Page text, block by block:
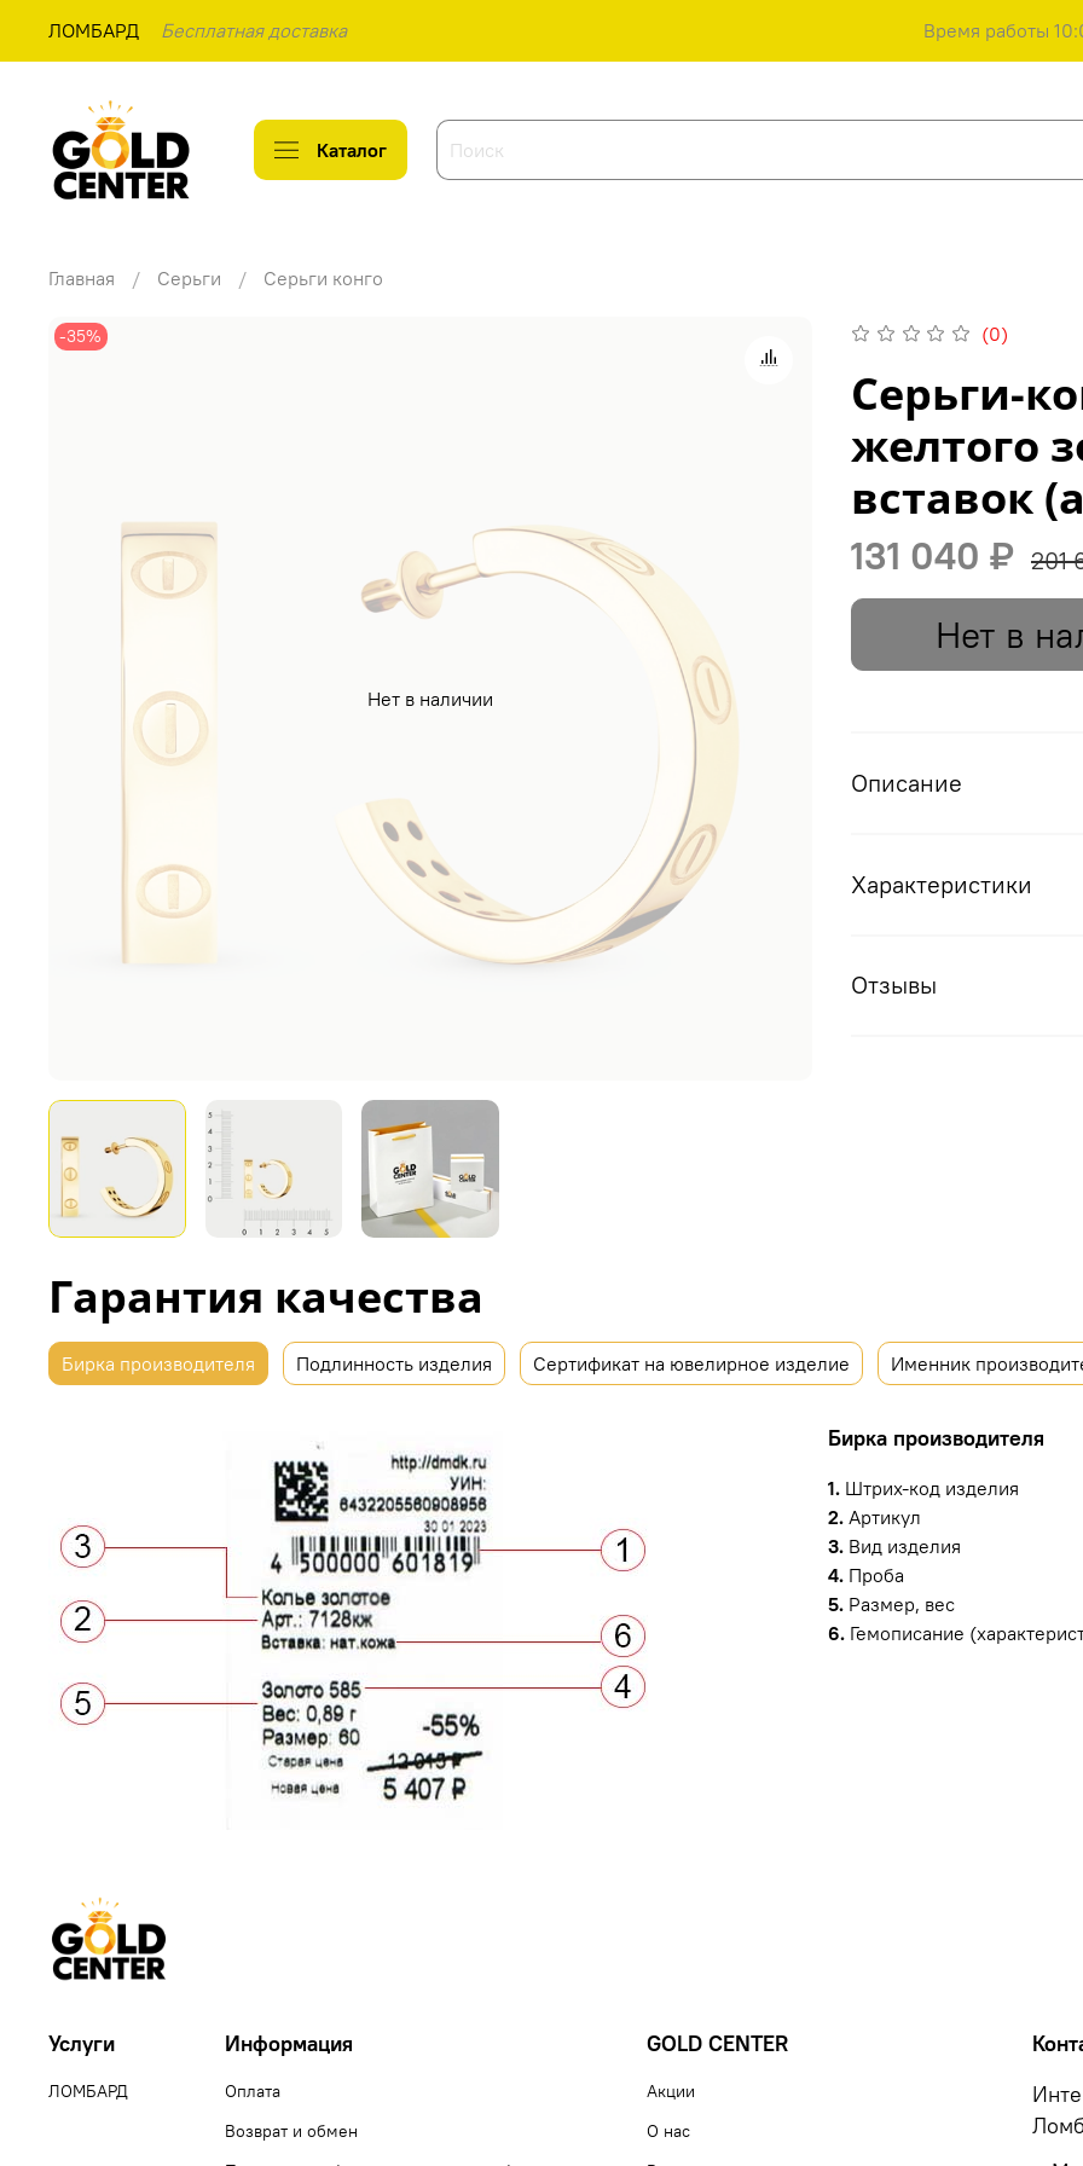
ЛОМБАРД Бесплатная доставка Время работы
Каталог
Главная Серьги Серьги конго
Нет в наличии
-35% (0)
Серьги-
желтого
вставок
131 040 ₽ 201
Нет в
Описание
Характеристики
Отзывы
Гарантия качества
Бирка производителя Подлинность изделия Сертификат на ювелирное изделие Именник
Бирка производителя
1.Штрих-код изделия
2.Артикул
3.Вид изделия
4.Проба
5.Размер, вес
6.Гемописание
Услуги
ЛОМБАРД
Информация
Оплата
Возврат и обмен
GOLD CENTER
Акции
О нас